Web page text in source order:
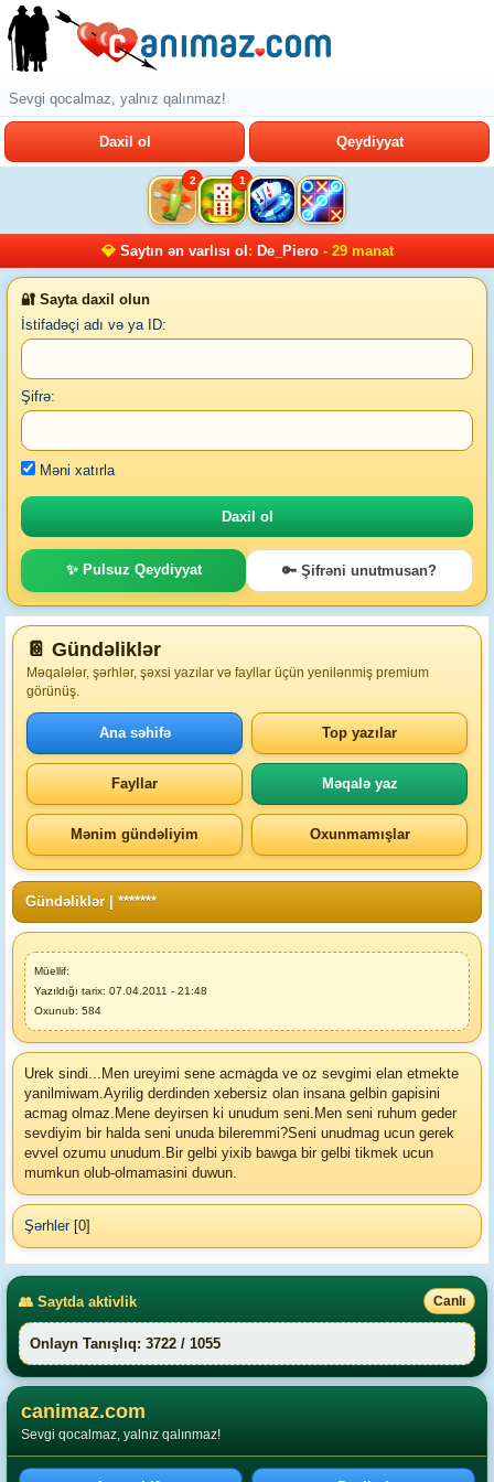
Sevgi qocalmaz, yalnız qalınmaz!
Daxil ol Qeydiyyat
2 1
💎 Saytın ən varlısı ol : De_Piero- 29 manat
🔐 Sayta daxil olun
İstifadəçi adı və ya ID:
Şifrə:
Məni xatırla
✨ Pulsuz Qeydiyyat 🔑 Şifrəni unutmusan?
📔 Gündəliklər
Məqalələr, şərhlər, şəxsi yazılar və fayllar üçün yenilənmiş premium
görünüş.
Ana səhifə Top yazılar
Fayllar Məqalə yaz
Mənim gündəliyim Oxunmamışlar
Gündəliklər *******
Müellif:
Yazıldığı tarix: 07.04.2011 - 21:48
Oxunub: 584
Urek sindi...Men ureyimi sene acmagda ve oz sevgimi elan etmekte
yanilmiwam.Ayrilig derdinden xebersiz olan insana gelbin gapisini
acmag olmaz.Mene deyirsen ki unudum seni.Men seni ruhum geder
sevdiyim bir halda seni unuda bileremmi?Seni unudmag ucun gerek
evvel ozumu unudum.Bir gelbi yixib bawga bir gelbi tikmek ucun
mumkun olub-olmamasini duwun.
Şərhler[0]
👥 Saytda aktivlik Canlı
Onlayn Tanışlıq: 3722 / 1055
canimaz.com
Sevgi qocalmaz, yalnız qalınmaz!